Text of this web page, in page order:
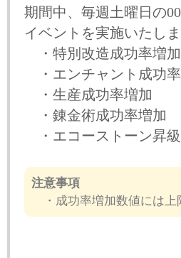
期間中、毎週土曜日の
イベントを実施いたし
・特別改造成功率増加
・エンチャント成功
・生産成功率増加
・錬金術成功率増加
・エコーストーン昇
注意事項
・成功率増加数値には上